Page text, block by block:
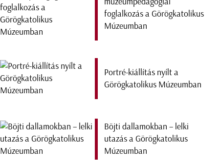
foglalkozás a Görögkatolikus
Múzeumban
Portré-kiállítás nyílt a
Görögkatolikus Múzeumban
Böjti dallamokban – lelki
utazás a Görögkatolikus
Múzeumban